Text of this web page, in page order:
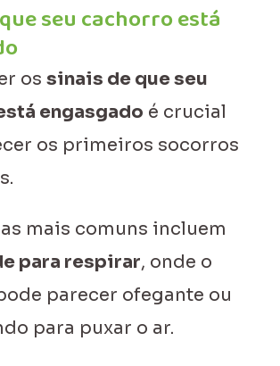
seu cachorro está
os sinais de que seu
engasgado é crucial
os primeiros socorros
mais comuns incluem
para respirar, onde o
parecer ofegante ou
para puxar o ar.